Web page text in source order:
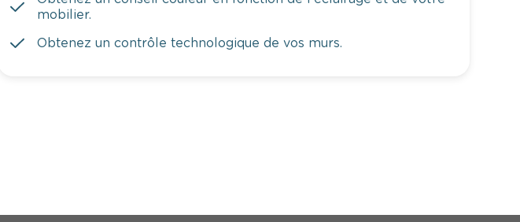
mobilier.
Obtenez un contrôle technologique de vos murs.